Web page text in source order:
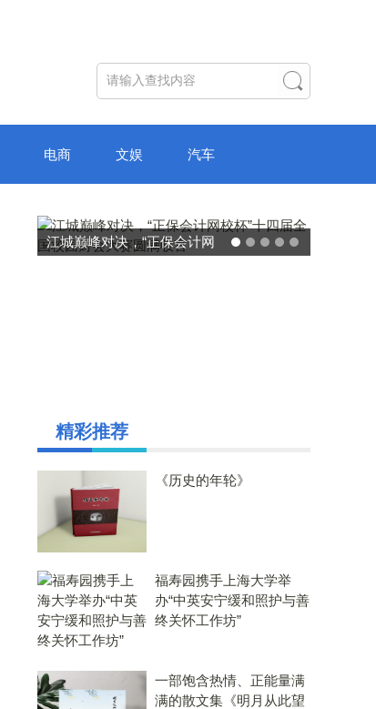
电商 文娱 汽车
江城巅峰对决，“正保会计网
精彩推荐
《历史的年轮》
福寿园携手上海大学举
办“中英安宁缓和照护与善
终关怀工作坊”
一部饱含热情、正能量满
满的散文集《明月从此望